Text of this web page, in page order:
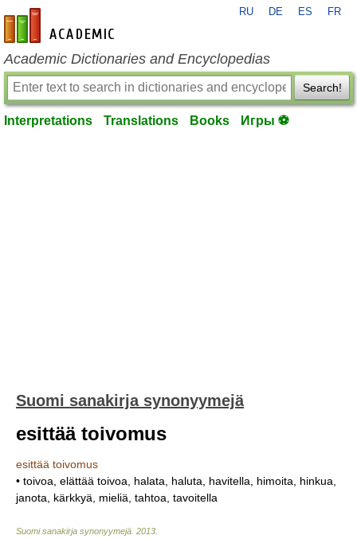
en-academic.com
RU DE ES FR
Academic Dictionaries and Encyclopedias
Search!
Interpretations Translations Books Игры ⚽
Suomi sanakirja synonyymejä
esittää toivomus
esittää toivomus
• toivoa, elättää toivoa, halata, haluta, havitella, himoita, hinkua,
janota, kärkkyä, mieliä, tahtoa, tavoitella
Suomi sanakirja synonyymejä 2013